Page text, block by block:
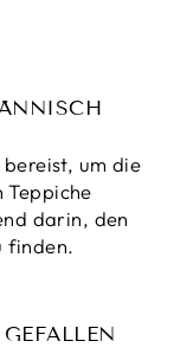
um die
darin, den
finden.